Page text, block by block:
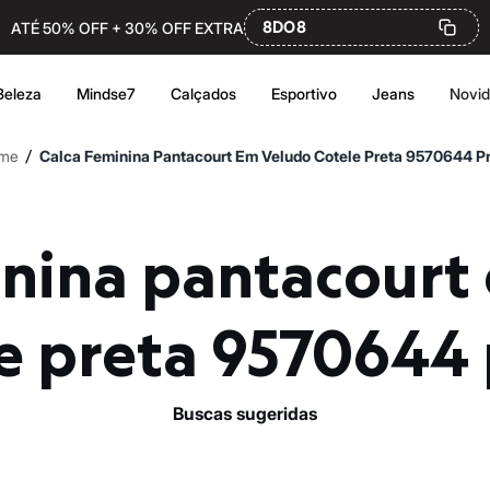
ATÉ 50% OFF + 30% OFF EXTRA 8DO8
Mindse7 Calçados Esportivo Jeans
/ Calca Feminina Pantacourt Em Veludo Cotele Preta 9570644
preta
buscas sugeridas